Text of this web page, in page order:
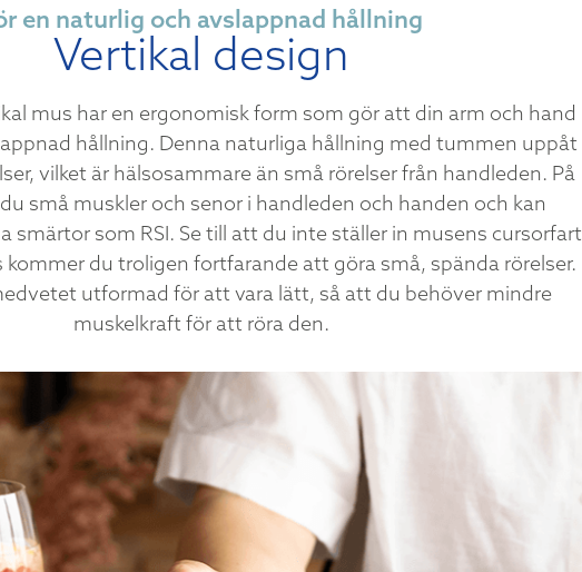
en naturlig och avslappnad hållning
Vertikal design
mus har en ergonomisk form som gör att din arm och hand
hållning. Denna naturliga hållning med tummen uppåt
vilket är hälsosammare än små rörelser från handleden. På
små muskler och senor i handleden och handen och kan
smärtor som RSI. Se till att du inte ställer in musens cursorfart
kommer du troligen fortfarande att göra små, spända rörelser.
utformad för att vara lätt, så att du behöver mindre
muskelkraft för att röra den.